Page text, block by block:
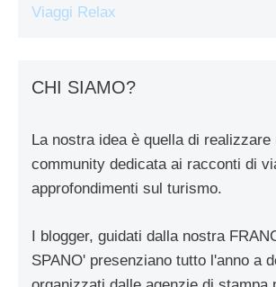
Viaggi Relax
CHI SIAMO?
La nostra idea è quella di realizzare
community dedicata ai racconti di
approfondimenti sul turismo.
I blogger, guidati dalla nostra
SPANO' presenziano tutto l'anno a